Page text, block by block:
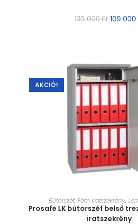
139 000Ft 109 000
AKCIÓ!
MÉRET
Bútorszéf, Fém iratszekrény,
Prosafe LK bútorszéf belső
iratszekrény